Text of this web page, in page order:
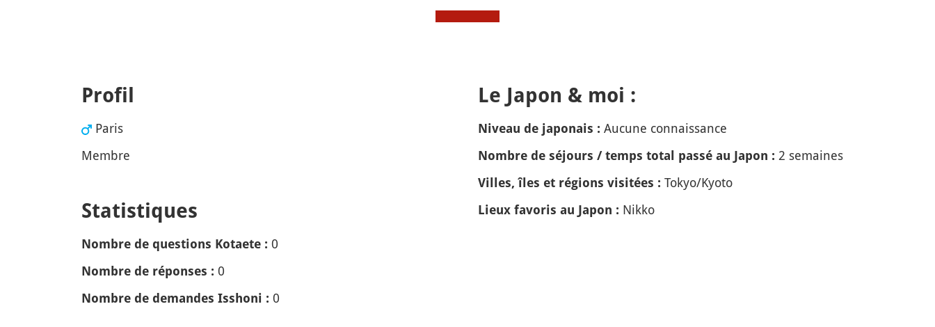
Profil
Paris
Membre
Statistiques
Nombre de questions Kotaete : 0
Nombre de réponses : 0
Nombre de demandes Isshoni : 0
Le Japon & moi :
Niveau de japonais : Aucune connaissance
Nombre de séjours / temps total passé au Japon : 2 semaines
Villes, îles et régions visitées : Tokyo/Kyoto
Lieux favoris au Japon : Nikko